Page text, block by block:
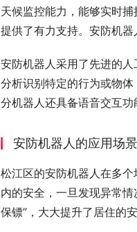
天候监控能力，能够实时
提供了有力支持。安防机
安防机器人采用了先进的
分析识别特定的行为或物
分机器人还具备语音交互功
安防机器人的应用场景
松江区的安防机器人在多
内的安全，一旦发现异常
保镖”，大大提升了居住的安